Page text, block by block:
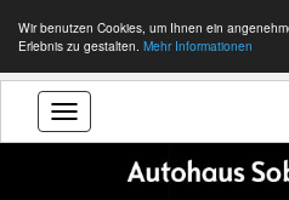
Wir benutzen Cookies, um Ihnen ein
Erlebnis zu gestalten. Mehr Informationen